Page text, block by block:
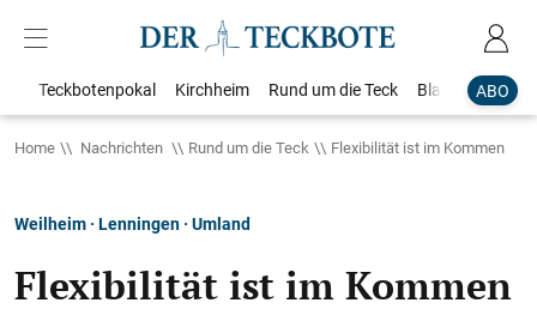
ABO
Teckbotenpokal Kirchheim Rund um die Teck Blaulicht
Home Nachrichten Rund um die Teck Flexibilität ist im Kommen
Weilheim · Lenningen · Umland
Flexibilität ist im Kommen